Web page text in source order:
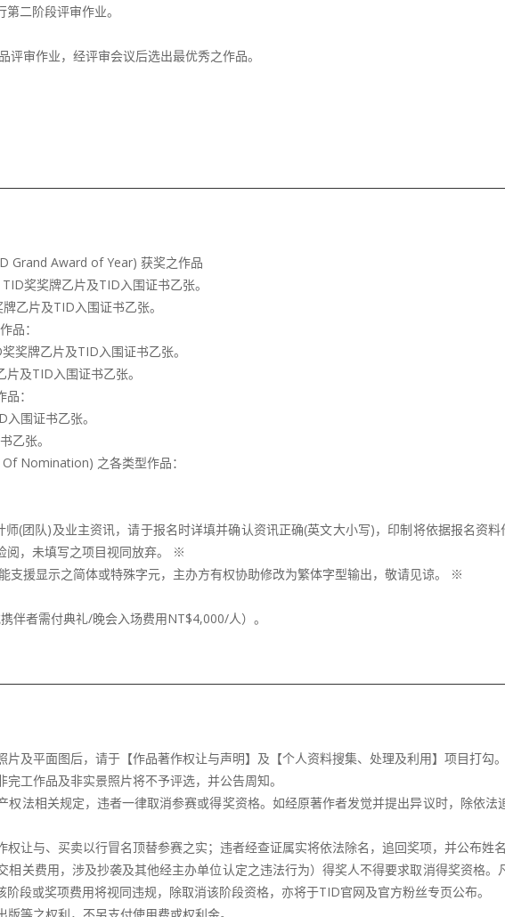
二阶段评审作业。
审作业，经评审会议后选出最优秀之作品。
Grand Award of Year) 获奖之作品
奖奖牌乙片及TID入围证书乙张。
乙片及TID入围证书乙张。
品：
奖牌乙片及TID入围证书乙张。
及TID入围证书乙张。
：
围证书乙张。
乙张。
Nomination) 之各类型作品：
(团队)及业主资讯，请于报名时详填并确认资讯正确(英文大小写)，印制将依据报名资
阅，未填写之项目视同放弃。 ※
支援显示之简体或特殊字元，主办方有权协助修改为繁体字型输出，敬请见谅。 ※
伴者需付典礼/晚会入场费用NT$4,000/人）。
及平面图后，请于【作品著作权让与声明】及【个人资料搜集、处理及利用】项目打勾。
工作品及非实景照片将不予评选，并公告周知。
权法相关规定，违者一律取消参赛或得奖资格。如经原著作者发觉并提出异议时，除依
让与、买卖以行冒名顶替参赛之实；违者经查证属实将依法除名，追回奖项，并公布姓
相关费用，涉及抄袭及其他经主办单位认定之违法行为）得奖人不得要求取消得奖资格
段或奖项费用将视同违规，除取消​​该阶段资格，亦将于TID官网及官方粉丝专页公布。